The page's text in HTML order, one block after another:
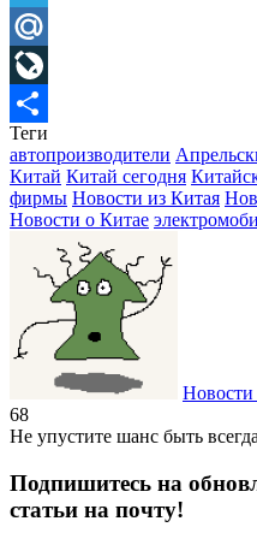
Telegram
Mail.Ru
LiveJournal
Отправить
Теги
автопроизводители
Китай Китай сегодня
фирмы Новости из Китая
Новости о Китае
Новости
68
Не упустите шанс быть
Подпишитесь на
статьи на почту!